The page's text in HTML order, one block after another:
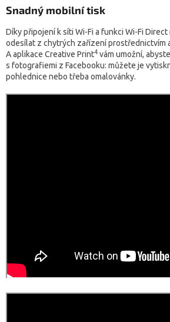
Snadný mobilní tisk
Díky připojení k síti Wi-Fi a funkci Wi-Fi
odesílat z chytrých zařízení prostřednictvím
A aplikace Creative Print4 vám umožní,
s fotografiemi z Facebooku: můžete je
pohlednice nebo třeba omalovánky.